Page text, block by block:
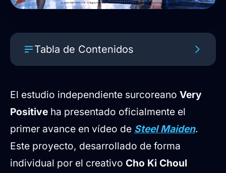
Tabla de Contenidos
dos botones
Fusión de armas y progresión de
mejoras
Dirección de arte y animación
bidimensional
El estudio independiente surcoreano Very
Positive ha presentado oficialmente el
primer avance en vídeo de Steel Maiden.
Este proyecto, desarrollado de forma
individual por el creativo Cho Ki Choul